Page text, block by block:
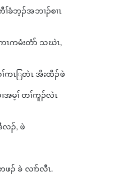
ခံဘ့ၣ်အဘၢၣ်စၢၤ
ၤကမံးတံာ် သဃဲၤ,
ကၤြတဲၤ အိးထီၣ်ဖဲ
အမ့ၢ် တၢ်ကူၣ်လဲၤ
လၣ်, ဖဲ
ၣ် ခဲ လၢာ်လီၤ.